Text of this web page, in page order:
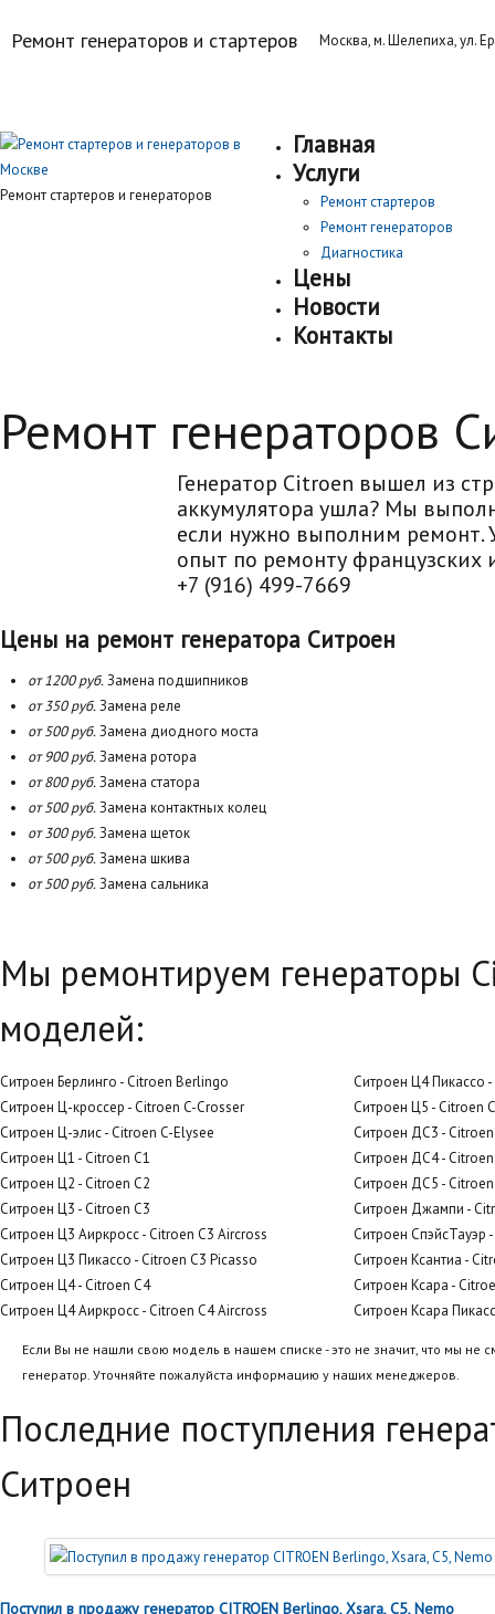
Ремонт генераторов и стартеров Москва, м. Шелепиха, ул.
Ремонт стартеров и генераторов
Главная
Услуги
Ремонт стартеров
Ремонт генераторов
Диагностика
Цены
Новости
Контакты
Ремонт генераторов
Генератор Citroen вышел из
аккумулятора ушла? Мы
если нужно выполним ремонт.
опыт по ремонту французских
+7 (916) 499-7669
Цены на ремонт генератора Ситроен
от 1200 руб.Замена подшипников
от 350 руб.Замена реле
от 500 руб.Замена диодного моста
от 900 руб.Замена ротора
от 800 руб.Замена статора
от 500 руб.Замена контактных колец
от 300 руб.Замена щеток
от 500 руб.Замена шкива
от 500 руб.Замена сальника
Мы ремонтируем генераторы
моделей:
Ситроен Берлинго - Citroen Berlingo
Ситроен Ц-кроссер - Citroen C-Crosser
Ситроен Ц-элис - Citroen C-Elysee
Ситроен Ц1 - Citroen C1
Ситроен Ц2 - Citroen C2
Ситроен Ц3 - Citroen C3
Ситроен Ц3 Аиркросс - Citroen C3 Aircross
Ситроен Ц3 Пикассо - Citroen C3 Picasso
Ситроен Ц4 - Citroen C4
Ситроен Ц4 Аиркросс - Citroen C4 Aircross
Ситроен Ц4 Пикассо
Ситроен Ц5 - Citroen
Ситроен ДС3 -
Ситроен ДС4 -
Ситроен ДС5 -
Ситроен Джампи -
Ситроен СпэйсТауэр
Ситроен Ксантиа -
Ситроен Ксара -
Ситроен Ксара
Если Вы не нашли свою модель в нашем списке - это не значит, что мы не
генератор. Уточняйте пожалуйста информацию у наших менеджеров.
Последние поступления
Ситроен
Поступил в продажу генератор CITROEN Berlingo, Xsara, C5, Nemo